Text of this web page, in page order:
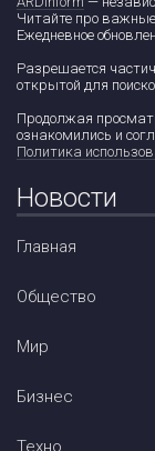
Читайте про
Ежедневное
Разрешается
открытой для
Продолжая
ознакомились и
Политика
Новости
Главная
Общество
Мир
Бизнес
Техно